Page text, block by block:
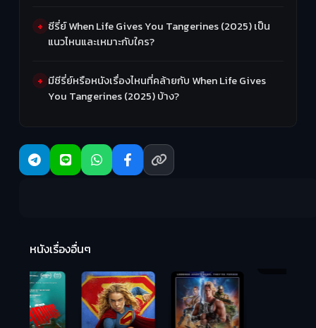
ซีรี่ย์ When Life Gives You Tangerines (2025) เป็น
แนวไหนและเหมาะกับใคร?
มีซีรี่ย์หรือหนังเรื่องไหนที่คล้ายกับ When Life Gives
You Tangerines (2025) บ้าง?
หนังเรื่องอื่นๆ